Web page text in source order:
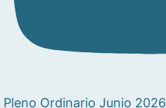
Pleno Ordinario Junio 2026